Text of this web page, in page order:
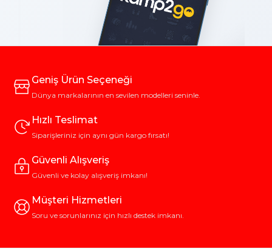
Geniş Ürün Seçeneği
Dünya markalarının en sevilen modelleri seninle.
Hızlı Teslimat
Siparişleriniz için aynı gün kargo fırsatı!
Güvenli Alışveriş
Güvenli ve kolay alışveriş imkanı!
Müşteri Hizmetleri
Soru ve sorunlarınız için hızlı destek imkanı.